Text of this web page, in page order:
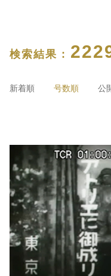
検索結果 :
新着順 号数順 公